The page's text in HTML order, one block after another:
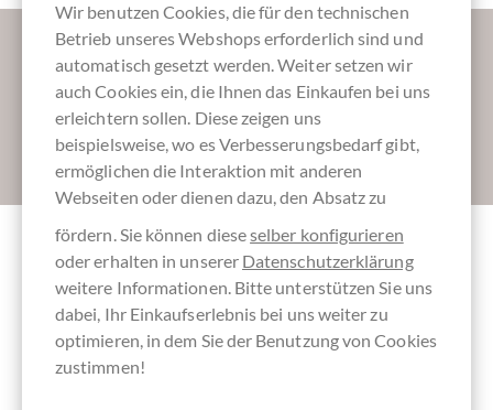
Lassen Sie uns Ihren Posteingang versüßen:
Absenden
Andere Kunden bewerteten SAMSTAG's
Schokoladen Probierset vom Schoko-
Festival 2020
Wir benutzen Cookies, die für den technischen
Betrieb unseres Webshops erforderlich sind und
automatisch gesetzt werden. Weiter setzen wir
auch Cookies ein, die Ihnen das Einkaufen bei uns
erleichtern sollen. Diese zeigen uns
beispielsweise, wo es Verbesserungsbedarf gibt,
ermöglichen die Interaktion mit anderen
Webseiten oder dienen dazu, den Absatz zu
fördern. Sie können dieseselber konfigurieren
oder erhalten in unserer Datenschutzerklärung
weitere Informationen. Bitte unterstützen Sie uns
dabei, Ihr Einkaufserlebnis bei uns weiter zu
optimieren, in dem Sie der Benutzung von Cookies
zustimmen!